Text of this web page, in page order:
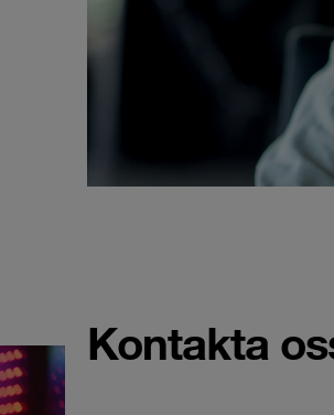
Kontakta